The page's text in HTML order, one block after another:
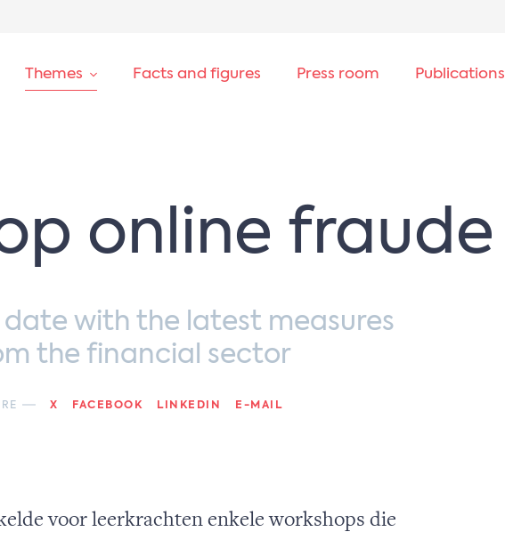
Themes Facts and figures Press room Publications
online fraude
with the latest measures
the financial sector
X FACEBOOK LINKEDIN E-MAIL
voor leerkrachten enkele workshops die